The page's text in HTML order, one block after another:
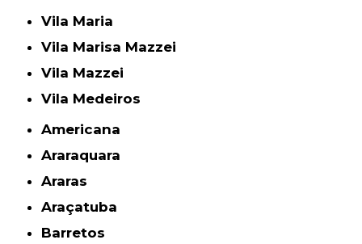
Vila Maria
Vila Marisa Mazzei
Vila Mazzei
Vila Medeiros
Americana
Araraquara
Araras
Araçatuba
Barretos